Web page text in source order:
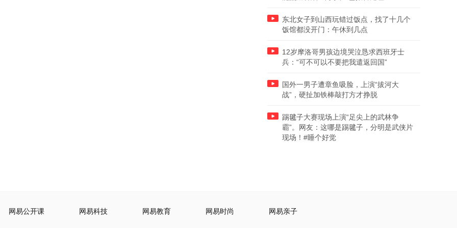
东北女子到山西玩错过饭点，找了十几个
饭馆都没开门：午休到几点
12岁摩洛哥男孩边境哭泣恳求西班牙士
兵：“可不可以不要把我遣返回国”
国外一男子遭章鱼吸脸，上演“拔河大
战”，硬扯加铁棒敲打方才挣脱
踢毽子大赛现场上演“足尖上的武林争
霸”。网友：这哪是踢毽子，分明是武侠片
现场！#睡个好觉
网易公开课 网易科技 网易教育 网易时尚 网易亲子